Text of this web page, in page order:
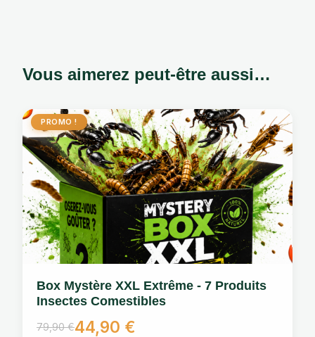
Vous aimerez peut-être aussi…
PROMO !
Box Mystère XXL Extrême - 7 Produits
Insectes Comestibles
79,90€44,90 €